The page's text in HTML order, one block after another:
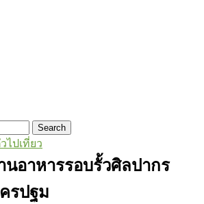
Search
ไปเที่ยว
นอาหารรอบรั้วศิลปากร
รปฐม